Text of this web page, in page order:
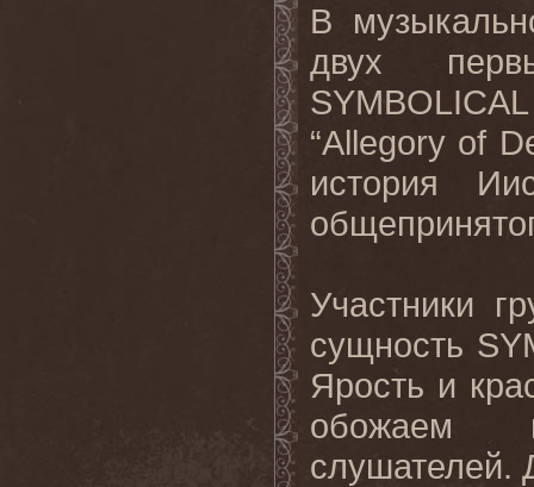
В
двух
SYMBOLICAL
“Allegory of
история
Участники
сущность
Ярость и
обожаем
слушателей.